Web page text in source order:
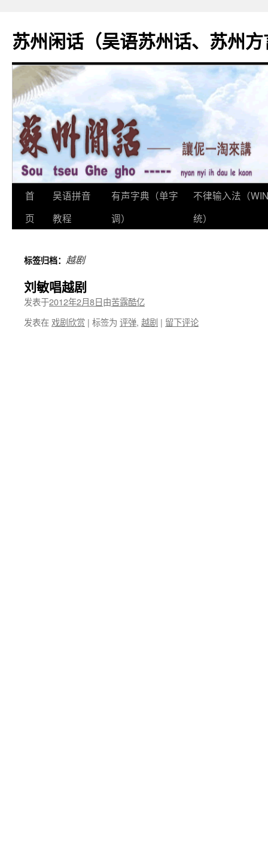
苏州闲话（吴语苏州话、苏州
跳
至
文
首
页
吴语拼音
教程
有声字典（单字
调）
不律输入法（
统）
标签归档： 越剧
刘敏唱越剧
发表于2012年2月8日由苦露酷亿
发表在戏剧欣赏 | 标签为 评弹, 越剧 | 留下评论